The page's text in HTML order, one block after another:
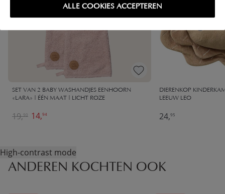
ALLE COOKIES ACCEPTEREN
SET VAN 2 BABY WASHANDJES EENHOORN
«LARA» | ÉÉN MAAT | LICHT ROZE
14,94
19,90
DIERENKOP
LEEUW LEO
24,95
High-contrast mode
ANDEREN KOCHTEN OOK